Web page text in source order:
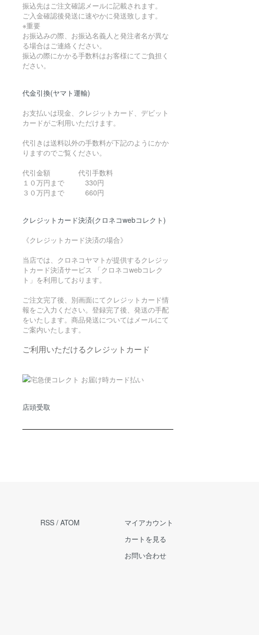
振込先はご注文確認メールに記載されます。
ご入金確認後発送に速やかに発送致します。
※重要
お振込みの際、お振込名義人と発注者名が異な
る場合はご連絡ください。
振込の際にかかる手数料はお客様にてご負担く
ださい。
代金引換(ヤマト運輸)
お支払いは現金、クレジットカード、デビット
カードがご利用いただけます。
代引きは送料以外の手数料が下記のようにかか
りますのでご覧ください。
代引金額 代引手数料
１０万円まで 330円
３０万円まで 660円
クレジットカード決済(クロネコwebコレクト)
《クレジットカード決済の場合》
当店では、クロネコヤマトが提供するクレジッ
トカード決済サービス 「クロネコwebコレク
ト」を利用しております。
ご注文完了後、別画面にてクレジットカード情
報をご入力ください。登録完了後、発送の手配
をいたします。商品発送についてはメールにて
ご案内いたします。
ご利用いただけるクレジットカード
店頭受取
RSS / ATOM
マイアカウント
カートを見る
お問い合わせ